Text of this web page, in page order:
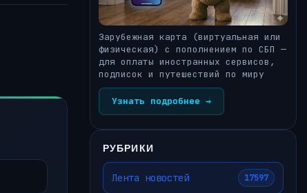
Зарубежная карта (виртуальная или
физическая) с пополнением по СБП —
для оплаты иностранных сервисов,
подписок и путешествий по миру
Узнать подробнее →
РУБРИКИ
Лента новостей 17597